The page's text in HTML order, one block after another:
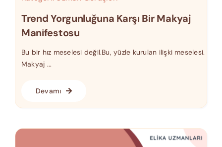
Trend Yorgunluğuna Karşı Bir Makyaj
Manifestosu
Bu bir hız meselesi değil.Bu, yüzle kurulan ilişki meselesi.
Makyaj ...
Devamı